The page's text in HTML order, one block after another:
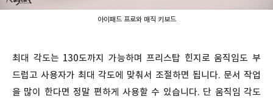
아이패드 프로와 매직 키보드
최대 각도는 130도까지 가능하며 프리스탑 힌지로 움직임도 부
드럽고 사용자가 최대 각도에 맞춰서 조절하면 됩니다. 문서 작업
을 많이 한다면 정말 편하게 사용할 수 있습니다. 단 움직임 각도